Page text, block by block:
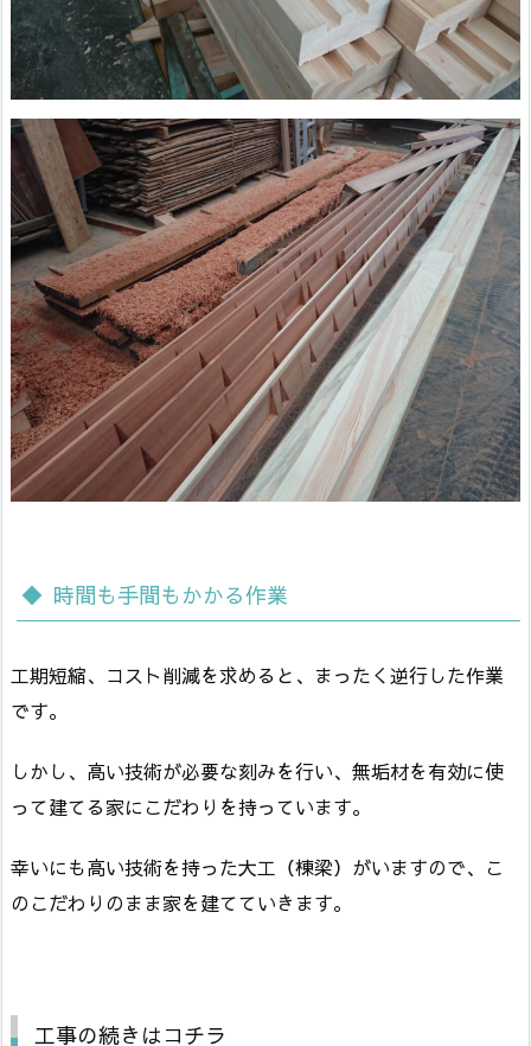
時間も手間もかかる作業
工期短縮、コスト削減を求めると、まったく逆行した作業
です。
しかし、高い技術が必要な刻みを行い、無垢材を有効に使
って建てる家にこだわりを持っています。
幸いにも高い技術を持った大工（棟梁）がいますので、こ
のこだわりのまま家を建てていきます。
工事の続きはコチラ